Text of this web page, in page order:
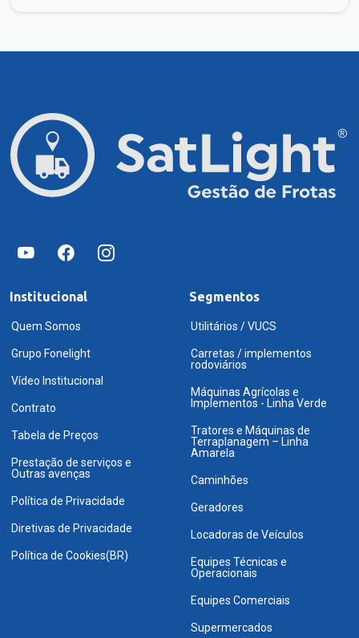
Institucional
Quem Somos
Grupo Fonelight
Vídeo Institucional
Contrato
Tabela de Preços
Prestação de serviços e
Outras avenças
Política de Privacidade
Diretivas de Privacidade
Política de Cookies(BR)
Segmentos
Utilitários / VUCS
Carretas / implementos
rodoviários
Máquinas Agrícolas e
Implementos - Linha Verde
Tratores e Máquinas de
Terraplanagem – Linha
Amarela
Caminhões
Geradores
Locadoras de Veículos
Equipes Técnicas e
Operacionais
Equipes Comerciais
Supermercados